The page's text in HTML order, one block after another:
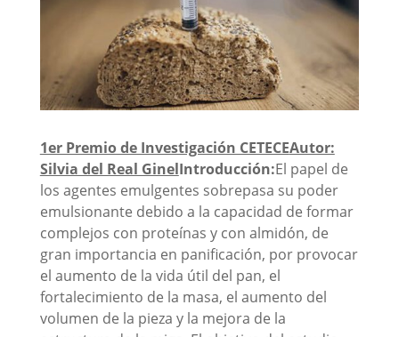
1er Premio de Investigación CETECEAutor:
Silvia del Real GinelIntroducción:El papel de
los agentes emulgentes sobrepasa su poder
emulsionante debido a la capacidad de formar
complejos con proteínas y con almidón, de
gran importancia en panificación, por provocar
el aumento de la vida útil del pan, el
fortalecimiento de la masa, el aumento del
volumen de la pieza y la mejora de la